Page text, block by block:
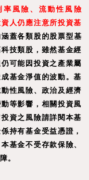
率風險、流動性風險
人仍應注意所投資基
蓋各類股的股票型基
技類股，雖然基金經
可能因投資之產業屬
基金淨值的波動。基
性風險、政治及經濟
等影響，相關投資風
資之風險請詳閱本基
持有基金受益憑證，
基金不受存款保險、
。